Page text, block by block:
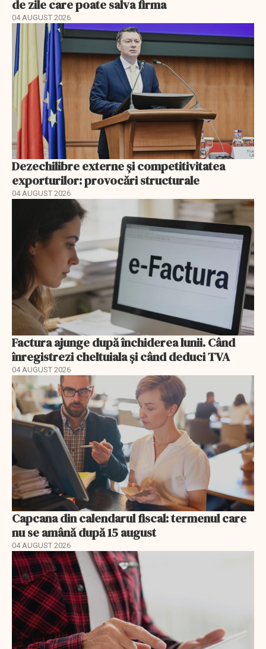
de zile care poate salva firma
04 AUGUST 2026
Dezechilibre externe și competitivitatea
exporturilor: provocări structurale
04 AUGUST 2026
Factura ajunge după închiderea lunii. Când
înregistrezi cheltuiala și când deduci TVA
04 AUGUST 2026
Capcana din calendarul fiscal: termenul care
nu se amână după 15 august
04 AUGUST 2026